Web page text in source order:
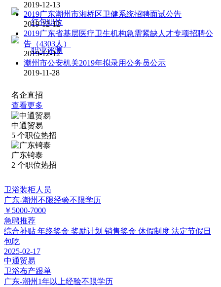
红包职位
职业评测
2019-12-13
2019广东潮州市湘桥区卫健系统招聘面试公告
2019-12-12
2019广东省基层医疗卫生机构急需紧缺人才专项招聘公
告（4303人）
2019-12-12
潮州市公安机关2019年拟录用公务员公示
2019-11-28
名企直招
查看更多
中通贸易
5 个职位热招
广东锜泰
2 个职位热招
卫浴装柜人员
广东-潮州不限经验不限学历
￥5000-7000
急聘推荐
综合补贴 年终奖金 奖励计划 销售奖金 休假制度 法定节假日
包吃
2025-02-17
中通贸易
卫浴布产跟单
广东-潮州 1年以上经验不限学历